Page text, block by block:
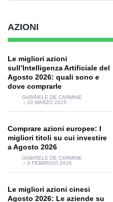
AZIONI
Le migliori azioni
sull’Intelligenza Artificiale del
Agosto 2026: quali sono e
dove comprarle
GABRIELE DE CARMINE
20 MARZO 2025
Comprare azioni europee: I
migliori titoli su cui investire
a Agosto 2026
GABRIELE DE CARMINE
3 FEBBRAIO 2026
Le migliori azioni cinesi
Agosto 2026: Le aziende su